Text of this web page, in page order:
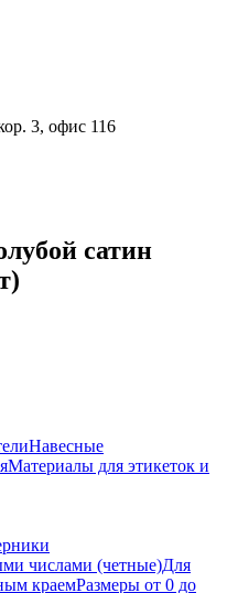
3, офис 116
сатин
Навесные
Материалы для этикеток и
числами (четные)Для
краемРазмеры от 0 до